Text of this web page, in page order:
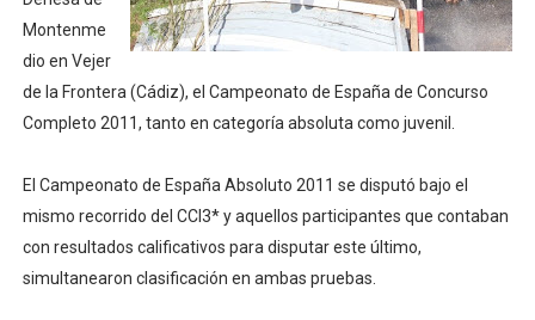
Athletes Unlimited Softball League 2026 - Las Utah
Mundial de piragüismo slalom 2026 (Oklahoma City,
Tour de Francia masculino 2026 - Tadej Pogacar
Mundial de Fórmula 1 2026 - Lando Norris consigue
Campeonato de Europa de saltos 2026 (París,
Montenme
dio en Vejer
de la Frontera (Cádiz), el Campeonato de España de Concurso
Completo 2011, tanto en categoría absoluta como juvenil.
El Campeonato de España Absoluto 2011 se disputó bajo el
mismo recorrido del CCI3* y aquellos participantes que contaban
con resultados calificativos para disputar este último,
simultanearon clasificación en ambas pruebas.